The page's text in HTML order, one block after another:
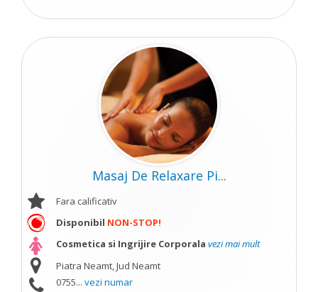
Masaj De Relaxare Pi...
Fara calificativ
Disponibil NON-STOP!
Cosmetica si Ingrijire Corporala vezi mai mult
Piatra Neamt, Jud Neamt
0755... vezi numar